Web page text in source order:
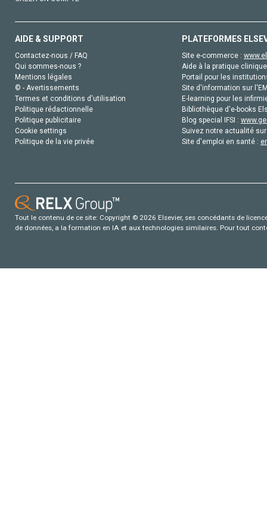
AIDE & SUPPORT
Contactez-nous / FAQ
Qui sommes-nous ?
Mentions légales
© - Avertissements
Termes et conditions d'utilisation
Politique rédactionnelle
Politique publicitaire
Cookie settings
Politique de la vie privée
PLATEFORMES
Site e-commerce :
Aide à la pratique
Portail pour les
Site d'information sur
E-learning pour les
Bibliothèque d'e-books
Blog special IFSI :
Suivez notre actualité
Site d'emploi en santé :
Tout le contenu de ce site: Copyright © 2026 Elsevier, ses concédants de
de données, a la formation en IA et aux technologies similaires. Pour tout